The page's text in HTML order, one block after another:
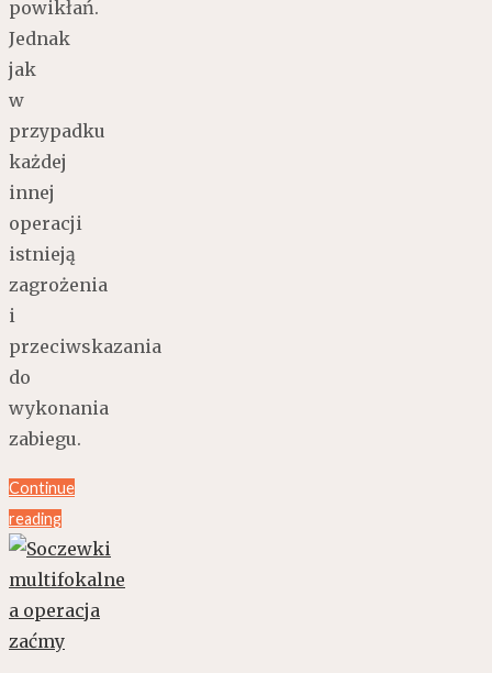
powikłań.
Jednak
jak
w
przypadku
każdej
innej
operacji
istnieją
zagrożenia
i
przeciwskazania
do
wykonania
zabiegu.
Continue
reading